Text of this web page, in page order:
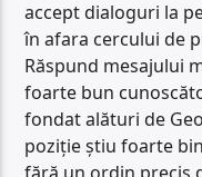
accept dialoguri la
în afara cercului de
Răspund mesajului
foarte bun
fondat alături de
poziție știu foarte